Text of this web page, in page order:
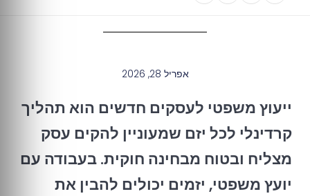
אפריל 28, 2026
ייעוץ משפטי לעסקים חדשים הוא תהליך
קרדינלי לכל יזם שמעוניין להקים עסק
מצליח ובטוח מבחינה חוקית. בעבודה עם
יועץ משפטי, יזמים יכולים להבין את